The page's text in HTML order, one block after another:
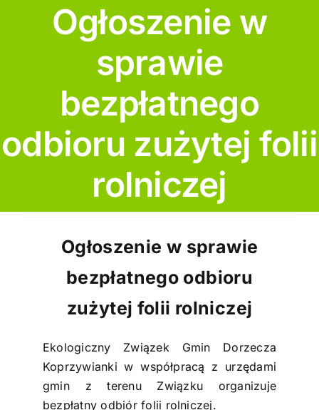
Edukacja
Dla Mieszkańca
Ogłoszenie w
sprawie
bezpłatnego
odbioru zużytej folii
rolniczej
Ogłoszenie w sprawie
bezpłatnego odbioru
zużytej folii rolniczej
Ekologiczny Związek Gmin Dorzecza
Koprzywianki w współpracą z urzędami
gmin z terenu Związku organizuje
bezpłatny odbiór folii rolniczej.